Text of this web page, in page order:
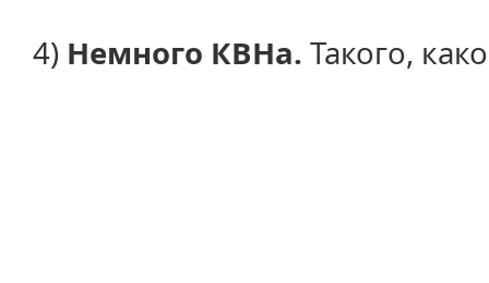
4) Немного КВНа. Такого,